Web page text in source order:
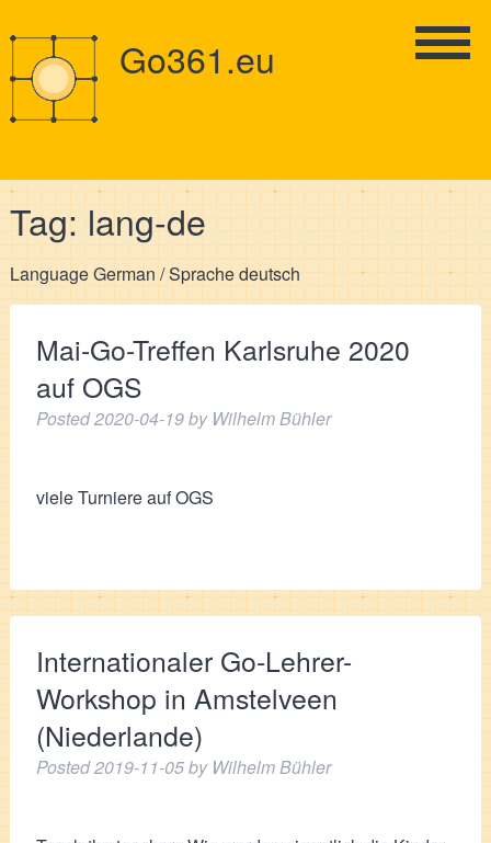
Go361.eu
Tag:lang-de
Language German / Sprache deutsch
Mai-Go-Treffen Karlsruhe 2020
auf OGS
Posted2020-04-19by Wilhelm Bühler
viele Turniere auf OGS
Internationaler Go-Lehrer-
Workshop in Amstelveen
(Niederlande)
Posted2019-11-05by Wilhelm Bühler